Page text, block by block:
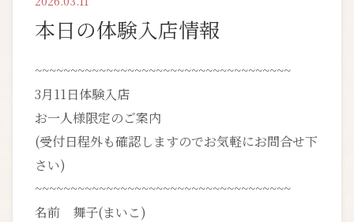
本日の体験入店情報
~~~~~~~~~~~~~~~~~~~~~~~~~~~~~~~~~~~~
3月11日体験入店
お一人様限定のご案内
(受付日程外も確認しますのでお気軽にお問合せ下
さい)
~~~~~~~~~~~~~~~~~~~~~~~~~~~~~~~~~~~~
名前 舞子(まいこ)